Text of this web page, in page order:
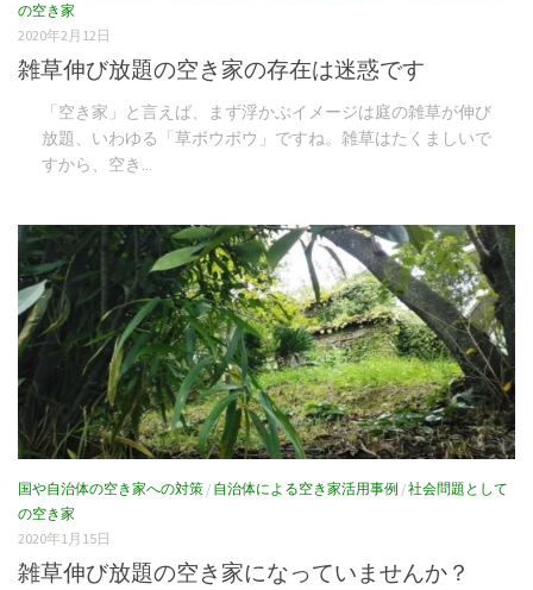
の空き家
2020年2月12日
雑草伸び放題の空き家の存在は迷惑です
「空き家」と言えば、まず浮かぶイメージは庭の雑草が伸び
放題、いわゆる「草ボウボウ」ですね。雑草はたくましいで
すから、空き...
国や自治体の空き家への対策 / 自治体による空き家活用事例 /社会問題として
の空き家
2020年1月15日
雑草伸び放題の空き家になっていませんか？